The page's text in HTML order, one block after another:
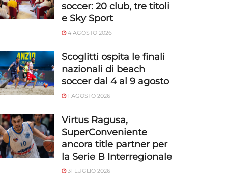
soccer: 20 club, tre titoli
e Sky Sport
4 AGOSTO 2026
Scoglitti ospita le finali
nazionali di beach
soccer dal 4 al 9 agosto
1 AGOSTO 2026
Virtus Ragusa,
SuperConveniente
ancora title partner per
la Serie B Interregionale
31 LUGLIO 2026